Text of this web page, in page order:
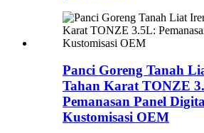
Panci Goreng Tanah
Tahan Karat TONZE
Pemanasan Panel
Kustomisasi OEM